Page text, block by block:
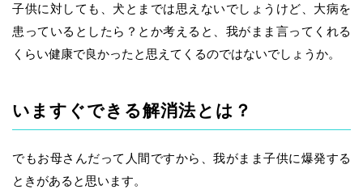
子供に対しても、犬とまでは思えないでしょうけど、大病を
患っているとしたら？とか考えると、我がまま言ってくれる
くらい健康で良かったと思えてくるのではないでしょうか。
いますぐできる解消法とは？
でもお母さんだって人間ですから、我がまま子供に爆発する
ときがあると思います。